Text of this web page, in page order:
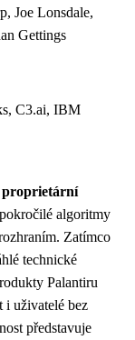
Joe Lonsdale,
Gettings
C3.ai, IBM
proprietární
algoritmy
Zatímco
technické
Palantiru
i uživatelé bez
představuje